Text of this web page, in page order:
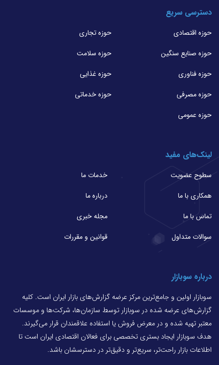
دسترسی سریع
حوزه اقتصادی
حوزه تجاری
حوزه صنایع سنگین
حوزه سلامت
حوزه فناوری
حوزه غذایی
حوزه مصرفی
حوزه خدماتی
حوزه عمومی
لینک‌های مفید
سطوح عضویت
خدمات ما
همکاری با ما
درباره ما
تماس با ما
مجله خبری
سوالات متداول
قوانین و مقررات
درباره سوبازار
سوبازار اولین و جامع‌ترین مرکز عرضه گزارش‌های بازار ایران است. کلیه
گزارش‌های عرضه شده در سوبازار توسط سازمان‌ها، شرکت‌ها و موسسات
معتبر تهیه شده و در معرض فروش یا استفاده علاقمندان قرار می‌گیرند.
هدف سوبازار ایجاد بستری تخصصی برای فعالان اقتصادی ایران است تا
اطلاعات بازار راحت‌تر، سریع‌تر و دقیق‌تر در دسترسشان باشد.